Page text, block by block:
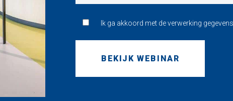
Ik ga akkoord met de verwerking